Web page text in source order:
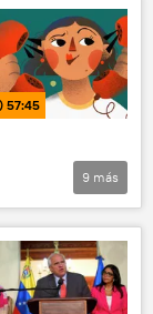
57:45
9 más